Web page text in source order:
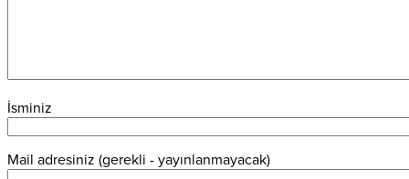
İsminiz
Mail adresiniz (gerekli - yayınlanmayacak)